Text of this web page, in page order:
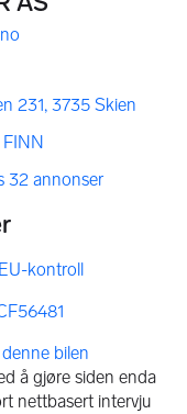
231, 3735 Skien
32 annonser
bilen
å gjøre siden enda
nettbasert intervju